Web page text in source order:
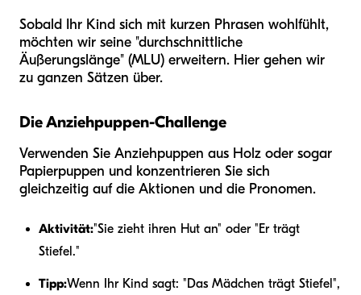
Sobald Ihr Kind sich mit kurzen Phrasen wohlfühlt,
möchten wir seine "durchschnittliche
Äußerungslänge" (MLU) erweitern. Hier gehen wir
zu ganzen Sätzen über.
Die Anziehpuppen-Challenge
Verwenden Sie Anziehpuppen aus Holz oder sogar
Papierpuppen und konzentrieren Sie sich
gleichzeitig auf die Aktionen und die Pronomen.
Aktivität:"Sie zieht ihren Hut an" oder "Er trägt
Stiefel."
Tipp:Wenn Ihr Kind sagt: "Das Mädchen trägt Stiefel",